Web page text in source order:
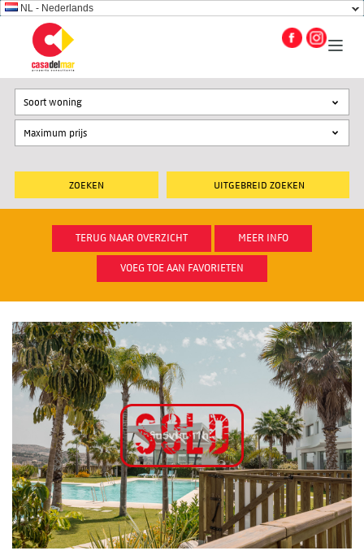
NL - Nederlands
UITGEBREID ZOEKEN
Soort woning
TERUG NAAR OVERZICHT MEER INFO
VOEG TOE AAN FAVORIETEN